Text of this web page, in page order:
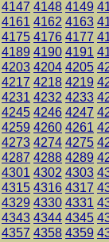
4147 4148 4149
4161 4162 4163
4175 4176 4177
4189 4190 4191
4203 4204 4205
4217 4218 4219
4231 4232 4233
4245 4246 4247
4259 4260 4261
4273 4274 4275
4287 4288 4289
4301 4302 4303
4315 4316 4317
4329 4330 4331
4343 4344 4345
4357 4358 4359